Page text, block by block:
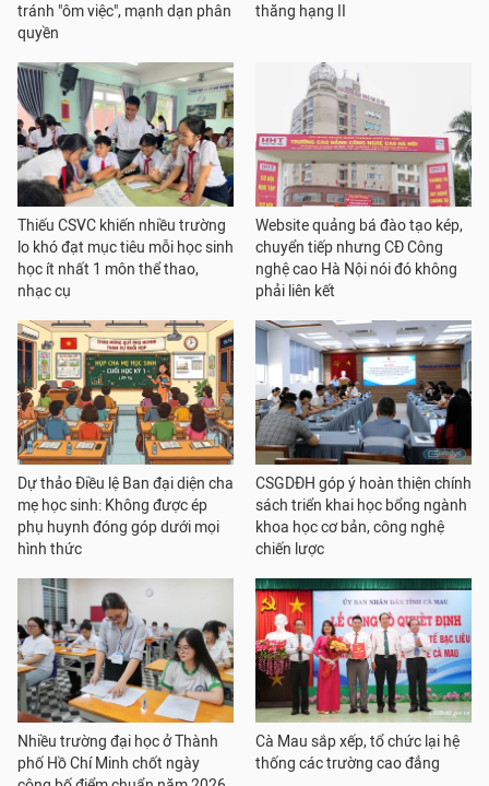
tránh "ôm việc", mạnh dạn phân
quyền
thăng hạng II
Thiếu CSVC khiến nhiều trường
lo khó đạt mục tiêu mỗi học sinh
học ít nhất 1 môn thể thao,
nhạc cụ
Website quảng bá đào tạo kép,
chuyển tiếp nhưng CĐ Công
nghệ cao Hà Nội nói đó không
phải liên kết
Dự thảo Điều lệ Ban đại diện cha
mẹ học sinh: Không được ép
phụ huynh đóng góp dưới mọi
hình thức
CSGDĐH góp ý hoàn thiện chính
sách triển khai học bổng ngành
khoa học cơ bản, công nghệ
chiến lược
Nhiều trường đại học ở Thành
phố Hồ Chí Minh chốt ngày
Cà Mau sắp xếp, tổ chức lại hệ
thống các trường cao đẳng